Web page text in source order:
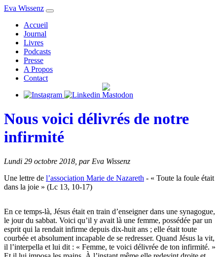
Eva Wissenz
Accueil
Journal
Livres
Podcasts
Presse
A Propos
Contact
Nous voici délivrés de notre
infirmité
Lundi 29 octobre 2018 par Eva Wissenz
Une lettre de l’association Marie de Nazareth - « Toute la foule était
dans la joie » (Lc 13, 10-17)
En ce temps-là, Jésus était en train d’enseigner dans une synagogue,
le jour du sabbat. Voici qu’il y avait là une femme, possédée par un
esprit qui la rendait infirme depuis dix-huit ans ; elle était toute
courbée et absolument incapable de se redresser. Quand Jésus la vit,
il l’interpella et lui dit : « Femme, te voici délivrée de ton infirmité. »